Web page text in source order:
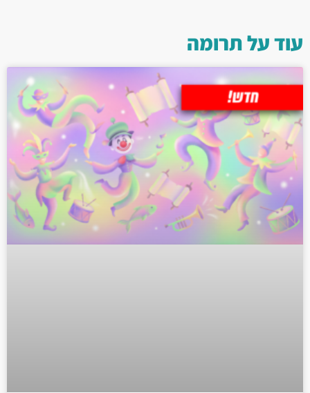
עוד עלתרומה